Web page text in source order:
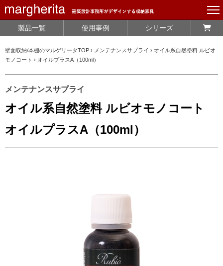
製品一覧 使用事例 シリーズ
壁面収納/本棚のマルゲリータTOP › メンテナンスサプライ › オイル系自然塗料 ルビオ
モノコート › オイルプラスA（100ml）
メンテナンスサプライ
オイル系自然塗料 ルビオモノコート
オイルプラスA（100ml）